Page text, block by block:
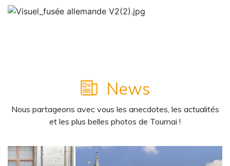
News
Nous partageons avec vous les anecdotes, les actualités
et les plus belles photos de Tournai !